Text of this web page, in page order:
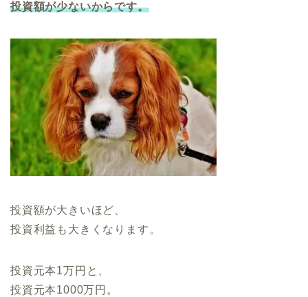
投資額が少ないからです。
投資額が大きいほど、
投資利益も大きくなります。
投資元本1万円と、
投資元本1000万円。